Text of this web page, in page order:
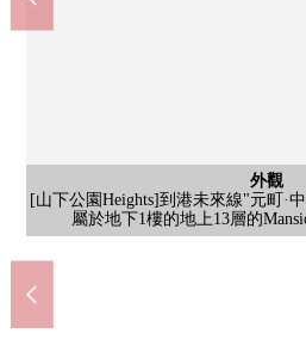
外觀
[山下公園Heights]到港未來線"元町·
屬於地下1樓的地上13層的
客廳
[LDK]即使放稍大一點的沙發也是有
修所以好像能享受家具的室內裝飾
在銷售價格裡
客廳
[LDK]開放同生活鄰接的西式房間的
敞的空間。在彈性根據生活方式可
給品不在銷售價格
客廳
[LDK]約16.5張塌塌米，3面采光的
經裝修翻新實施的整潔的房間心情
的家具、供給品不在銷
客廳
[LDK]有被用白的牆紙統一的清潔感
投影機放到的話，對家電影迅速地
品不在銷售價格
風景
[始自於住戸的風景照片]步行4分鐘
店，藥妝店。是也便於突然
風景
[始自於住戸的風景照片]能從客廳瞭
圓(依據天氣好壞)。因為沒有高的建
西式房間
[西式房間]是約6.0張塌塌米西式房
景相適應，為跟LDK用拉門連接的
家具、供給品不在銷售
西式房間
[西式房間]有有收納力的WIC。能和
以及小東西類，旅行箱。※照片中的
裡面含有
客廳
[客廳飯廳]已經2023年11月翻新。在
廳看山下公園。※照片中的家具、供
廚房
[廚房]是被用2023年11月的翻新交換
工作，是不損壞餐廳空間的面積的
品不在銷售價格
廚房
[廚房]是有幹凈的感的組合廚房。上
房用品感覺清醒，
廚房
[廚房]寬鬆的工作TOP以及洗滌槽是
菜的情況下做油跳躍也，為
洗臉
[洗臉室]具有便於打扮的三面鏡和有
多所以能和感覺清醒也收藏
洗臉
[洗臉室]木紋的設計漂亮的盥洗台。
水跳躍。
洗臉
[洗臉室]能從正門大廳直接連接的洗
口也是順利的
公共汽車
[浴室]治療1日的疲勞的浴室有幹凈
窗可以勤快的換氣所以，并且不儲
公共汽車
[浴室]有支援開始的扶手。淋浴頭用
用。
廁所
[廁所]洗手櫃台被在廁所設立。使用
鏡子在客人整理外表所以
門口
門口
門口
[走廊]隱私被在即使打開門口門也
門口
門口
門口
[門口]在門口設置附帶TV監
入口
入口
入口
入口
Maruetsu微型山下公
步行3分鐘。24小時營業。在想一點
的時候，在好的
橫濱市立原市鎮小
步行19分鐘。拍攝日
橫濱市立碼頭中學
步行11分鐘